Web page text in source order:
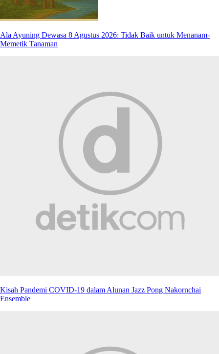
Ala Ayuning Dewasa 8 Agustus 2026: Tidak Baik untuk Menanam-
Memetik Tanaman
Kisah Pandemi COVID-19 dalam Alunan Jazz Pong Nakornchai
Ensemble